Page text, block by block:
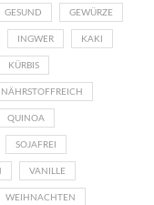
GESUND GEWÜRZE
INGWER KAKI
KÜRBIS
NÄHRSTOFFREICH
QUINOA
SOJAFREI
VANILLE
WEIHNACHTEN